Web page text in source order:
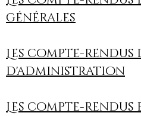
générales
Les compte-
d'administration
Les compte-